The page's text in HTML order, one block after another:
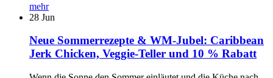
mehr
28 Jun
Neue Sommerrezepte & WM-Jubel: Caribbean
Jerk Chicken, Veggie-Teller und 10 % Rabatt